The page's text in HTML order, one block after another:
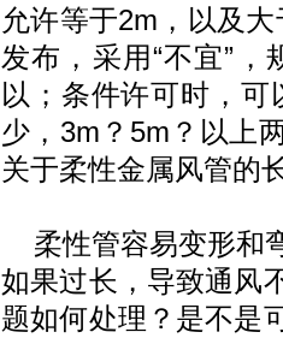
允许等于2m，以及
发布，采用“不宜”，
以；条件许可时，
少，3m？5m？以上
关于柔性金属风管的
柔性管容易变形和
如果过长，导致通风
题如何处理？是不是